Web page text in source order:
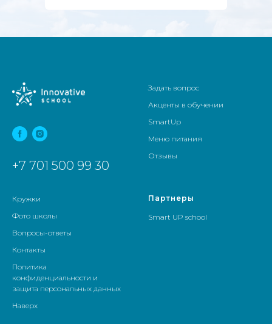
+7 701 500 99 30
Задать вопрос
Акценты в обучении
SmartUp
Меню питания
Отзывы
Кружки
Фото школы
Вопросы-ответы
Контакты
Политика
конфиденциальности и
защита персональных данных
Наверх
Партнеры
Smart UP school